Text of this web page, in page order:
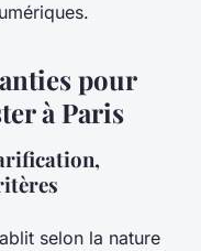
pour
à Paris
selon la nature